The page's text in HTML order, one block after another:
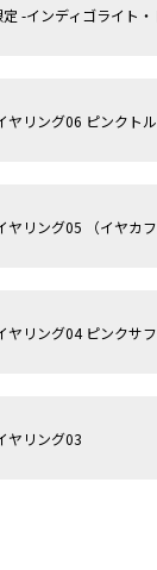
定 -インディゴライト
ヤリング06 ピンクト
ヤリング05 （イヤカフ
ヤリング04 ピンクサ
ヤリング03